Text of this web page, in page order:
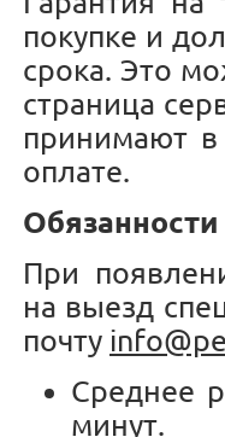
покупке и
срока. Это
страница
принимают в
оплате.
Обязанности
При
на выезд
почту
Среднее
минут.